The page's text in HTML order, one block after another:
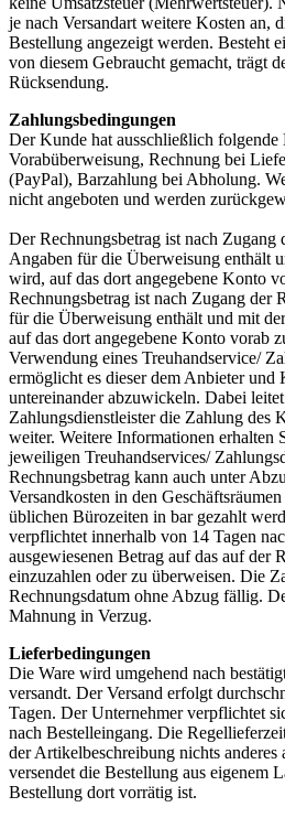
je nach Versandart weitere Kosten an,
Bestellung angezeigt werden. Besteht
von diesem Gebraucht gemacht, trägt
Rücksendung.
Zahlungsbedingungen
Der Kunde hat ausschließlich
Vorabüberweisung, Rechnung bei
(PayPal), Barzahlung bei Abholung.
nicht angeboten und werden
Der Rechnungsbetrag ist nach Zugang
Angaben für die Überweisung enthält
wird, auf das dort angegebene Konto
Rechnungsbetrag ist nach Zugang der
für die Überweisung enthält und mit
auf das dort angegebene Konto vorab
Verwendung eines Treuhandservice/
ermöglicht es dieser dem Anbieter und
untereinander abzuwickeln. Dabei
Zahlungsdienstleister die Zahlung des
weiter. Weitere Informationen erhalten
jeweiligen Treuhandservices/
Rechnungsbetrag kann auch unter
Versandkosten in den
üblichen Bürozeiten in bar gezahlt
verpflichtet innerhalb von 14 Tagen
ausgewiesenen Betrag auf das auf der
einzuzahlen oder zu überweisen. Die
Rechnungsdatum ohne Abzug fällig.
Mahnung in Verzug.
Lieferbedingungen
Die Ware wird umgehend nach
versandt. Der Versand erfolgt
Tagen. Der Unternehmer verpflichtet
nach Bestelleingang. Die
der Artikelbeschreibung nichts
versendet die Bestellung aus eigenem
Bestellung dort vorrätig ist.